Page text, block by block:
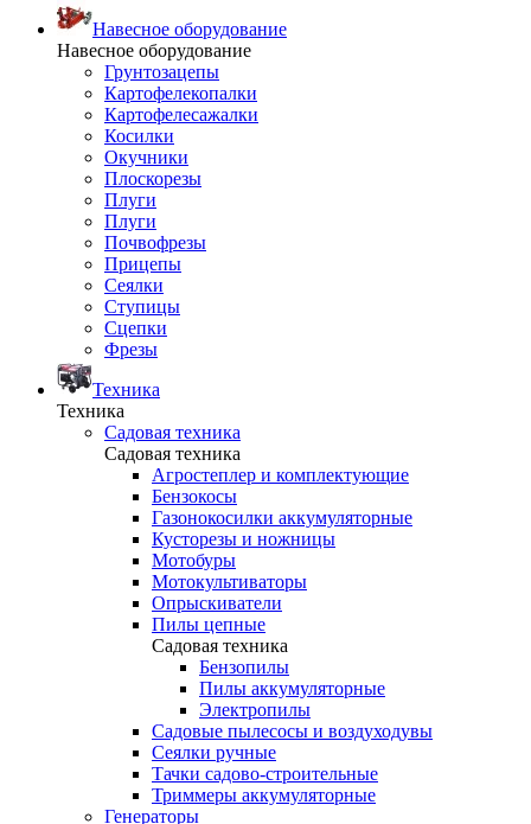
Навесное оборудование
Навесное оборудование
Грунтозацепы
Картофелекопалки
Картофелесажалки
Косилки
Окучники
Плоскорезы
Плуги
Плуги
Почвофрезы
Прицепы
Сеялки
Ступицы
Сцепки
Фрезы
Техника
Техника
Садовая техника
Садовая техника
Агростеплер и комплектующие
Бензокосы
Газонокосилки аккумуляторные
Кусторезы и ножницы
Мотобуры
Мотокультиваторы
Опрыскиватели
Пилы цепные
Садовая техника
Бензопилы
Пилы аккумуляторные
Электропилы
Садовые пылесосы и воздуходувы
Сеялки ручные
Тачки садово-строительные
Триммеры аккумуляторные
Генераторы